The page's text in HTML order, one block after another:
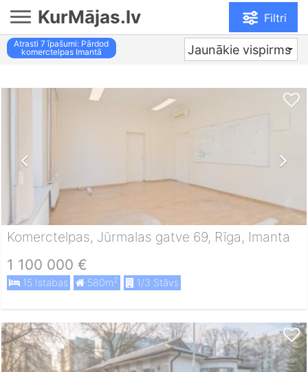
KurMājas.lv Filtri
Atrasti7 īpašumi: Pārdod
komerctelpas Imantā
Jaunākie vispirms
Komerctelpas, Jūrmalas gatve 69, Rīga, Imanta
1 100 000 €
15 Istabas 580m2 1/3 Stāvs